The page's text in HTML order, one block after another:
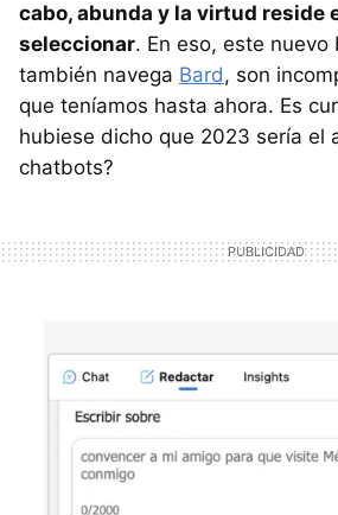
cabo, abunda y la virtud reside
seleccionar. En eso, este nuevo
también navega Bard, son
que teníamos hasta ahora. Es
hubiese dicho que 2023 sería el
chatbots?